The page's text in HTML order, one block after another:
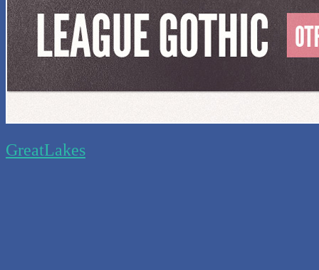
GreatLakes